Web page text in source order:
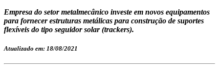
Empresa do setor metalmecânico investe em novos equipamentos
para fornecer estruturas metálicas para construção de suportes
flexíveis do tipo seguidor solar (trackers).
Atualizado em: 18/08/2021